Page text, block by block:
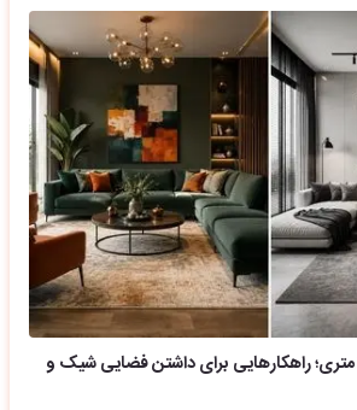
دکوراسیون پذیرایی ۲۵ متری؛ راهکارهایی برای داشتن فضایی شیک و